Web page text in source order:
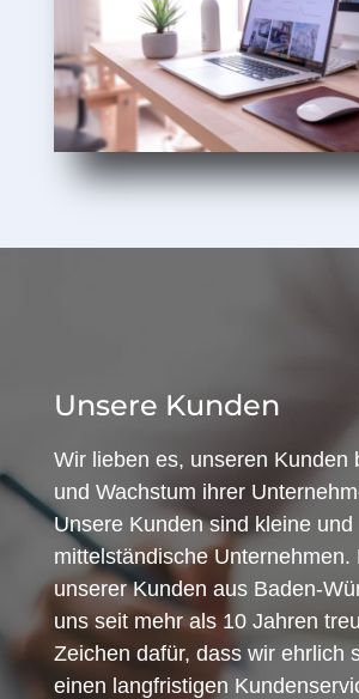
Unsere Kunden
Wir lieben es, unseren Kunden
und Wachstum ihrer
Unsere Kunden sind kleine und
mittelständische Unternehmen.
unserer Kunden aus Baden-
uns seit mehr als 10 Jahren
Zeichen dafür, dass wir ehrlich
einen langfristigen